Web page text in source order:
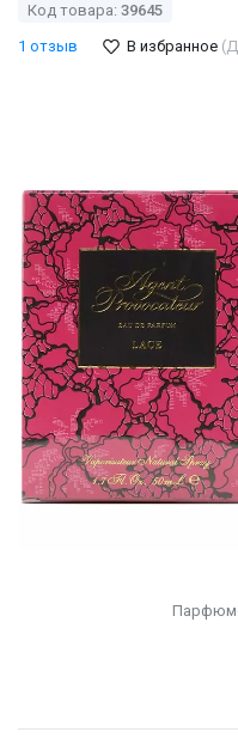
Код товара: 39645
1 отзыв
В избранное